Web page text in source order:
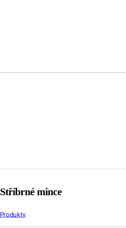
Stříbrné mince
Produkty